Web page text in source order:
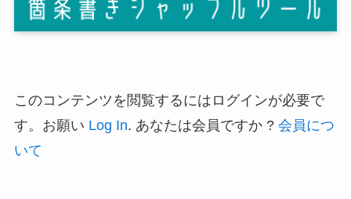
このコンテンツを閲覧するにはログインが必要で
す。お願い Log In. あなたは会員ですか ? 会員につ
いて